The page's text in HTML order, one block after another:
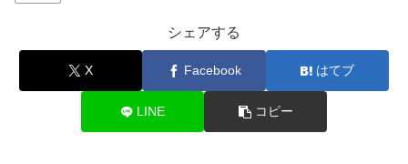
シェアする
X Facebook はてブ
LINE コピー